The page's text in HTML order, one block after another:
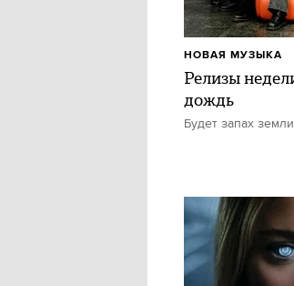
Релизы
дождь
Будет запах земли
НОВАЯ МУЗЫКА